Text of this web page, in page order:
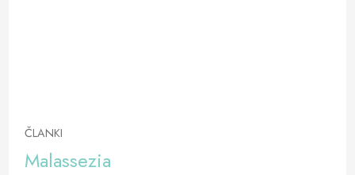
ČLANKI
Malassezia